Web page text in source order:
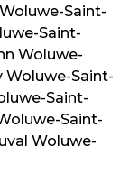
Saint-
Saint-
Woluwe-
Woluwe-Saint-
Saint-
Saint-
Woluwe-